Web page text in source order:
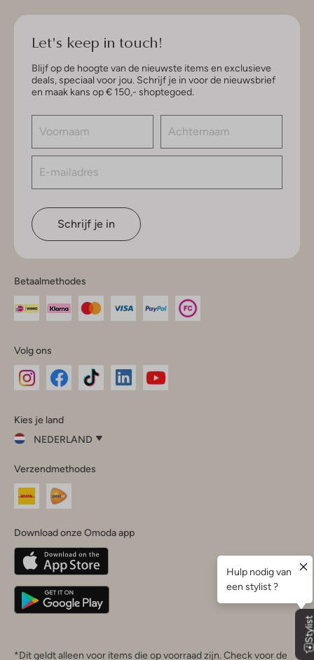
Let's keep in touch!
Blijf op de hoogte van de nieuwste items en exclusieve
deals, speciaal voor jou. Schrijf je in voor de nieuwsbrief
en maak kans op € 150,- shoptegoed.
Schrijf je in
Betaalmethodes
Volg ons
InstagramFacebook
Kies je land
NEDERLAND
je
land
Nederland
Belgique(Français)
Deutschland
Verzendmethodes
Download onze Omoda app
*Dit geldt alleen voor items die op voorraad zijn. Check voor de